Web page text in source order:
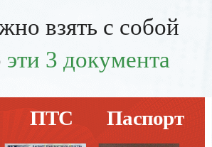
взять с собой
эти 3 документа
ПТС Паспорт